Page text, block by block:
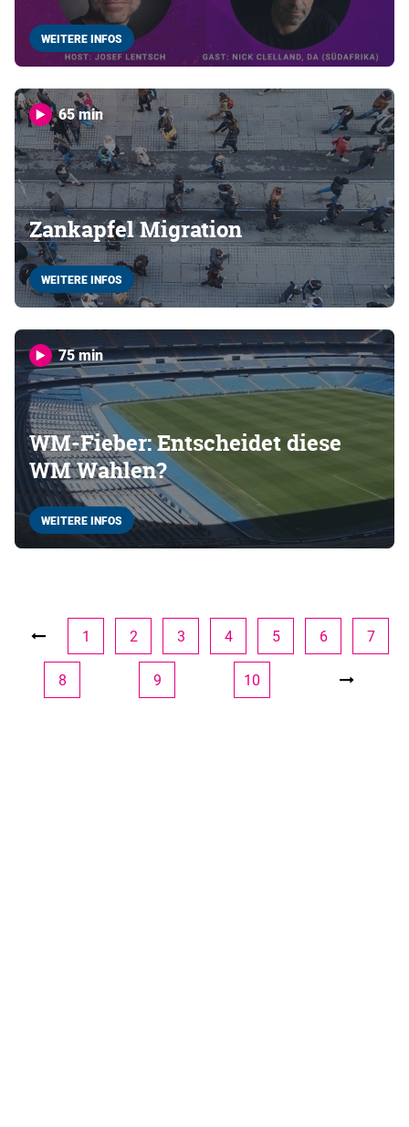
WEITERE INFOS
65 min
Zankapfel Migration
WEITERE INFOS
75 min
WM-Fieber: Entscheidet diese
WM Wahlen?
WEITERE INFOS
1 2 3 4 5 6 7
8 9 10